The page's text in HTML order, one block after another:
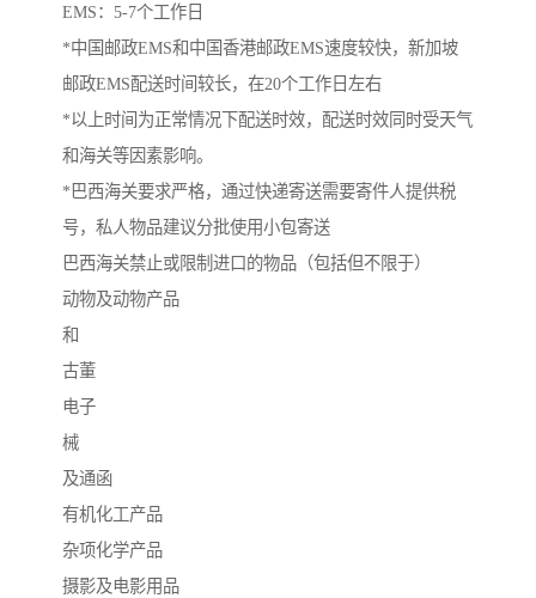
EMS：5-7个工作日
*中国邮政EMS和中国香港邮政EMS速度较快，新加坡
邮政EMS配送时间较长，在20个工作日左右
*以上时间为正常情况下配送时效，配送时效同时受天气
和海关等因素影响。
*巴西海关要求严格，通过快递寄送需要寄件人提供税
号，私人物品建议分批使用小包寄送
巴西海关禁止或限制进口的物品（包括但不限于）
动物及动物产品
和
古董
电子
械
及通函
有机化工产品
杂项化学产品
摄影及电影用品